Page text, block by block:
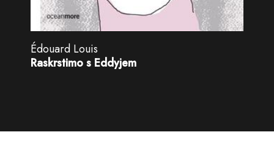
Édouard Louis
Raskrstimo s Eddyjem